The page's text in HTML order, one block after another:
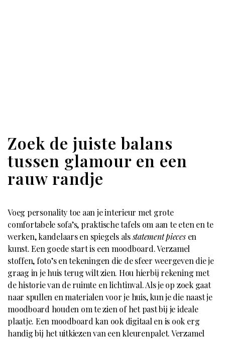
Zoek de juiste balans
tussen glamour en een
rauw randje
Voeg personality toe aan je interieur met grote
comfortabele sofa’s, praktische tafels om aan te eten en te
werken, kandelaars en spiegels alsstatement piecesen
kunst. Een goede start is een moodboard. Verzamel
stoffen, foto’s en tekeningen die de sfeer weergeven die je
graag in je huis terug wilt zien. Hou hierbij rekening met
de historie van de ruimte en lichtinval. Als je op zoek gaat
naar spullen en materialen voor je huis, kun je die naast je
moodboard houden om te zien of het past bij je ideale
plaatje. Een moodboard kan ook digitaal en is ook erg
handig bij het uitkiezen van een kleurenpalet. Verzamel